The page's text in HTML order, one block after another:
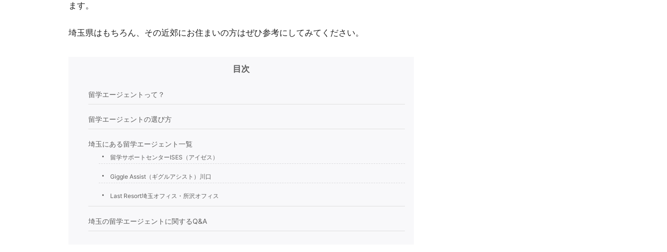
ます。
埼玉県はもちろん、その近郊にお住まいの方はぜひ参考にしてみてください。
目次
留学エージェントって？
留学エージェントの選び方
埼玉にある留学エージェント一覧
留学サポートセンターISES（アイゼス）
Giggle Assist（ギグルアシスト）川口
Last Resort埼玉オフィス・所沢オフィス
埼玉の留学エージェントに関するQ&A